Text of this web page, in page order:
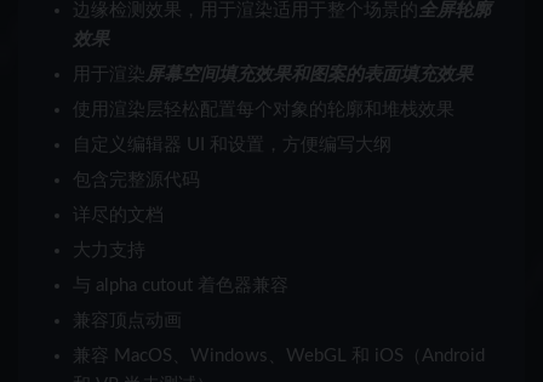
边缘检测效果，用于渲染适用于整个场景的 全屏轮廓
效果
用于渲染 屏幕空间填充效果和图案的表面填充效果
使用渲染层轻松配置每个对象的轮廓和堆栈效果
自定义编辑器 UI 和设置，方便编写大纲
包含完整源代码
详尽的文档
大力支持
与 alpha cutout 着色器兼容
兼容顶点动画
兼容 MacOS、Windows、WebGL 和 iOS（Android